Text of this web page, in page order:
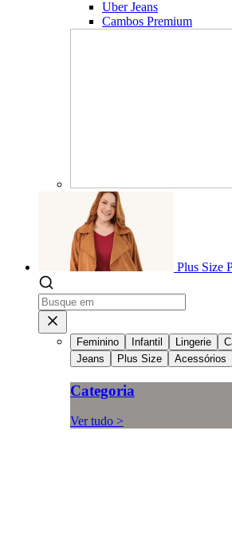
Uber Jeans
Cambos Premium
Plus Size
Feminino Infantil Lingerie
Jeans
Plus Size Acessórios
Categoria
Ver tudo >